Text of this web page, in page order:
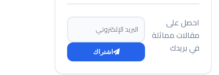
احصل على
مقالات مماثلة
في بريدك
البريد الإلكتروني
اشتراك